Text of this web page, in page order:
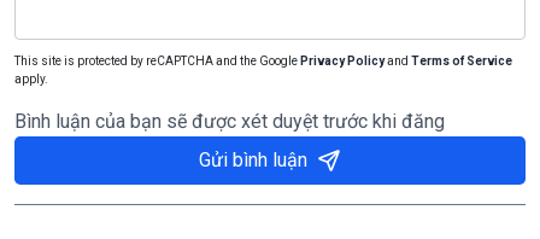
This site is protected by reCAPTCHA and the Google Privacy Policyand Terms of Service
apply.
Bình luận của bạn sẽ được xét duyệt trước khi đăng
Gửi bình luận